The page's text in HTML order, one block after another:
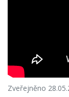
Zveřejněno